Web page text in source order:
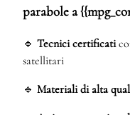
parabole a
🔹 Tecnici certificati
satellitari
🔹 Materiali di alta